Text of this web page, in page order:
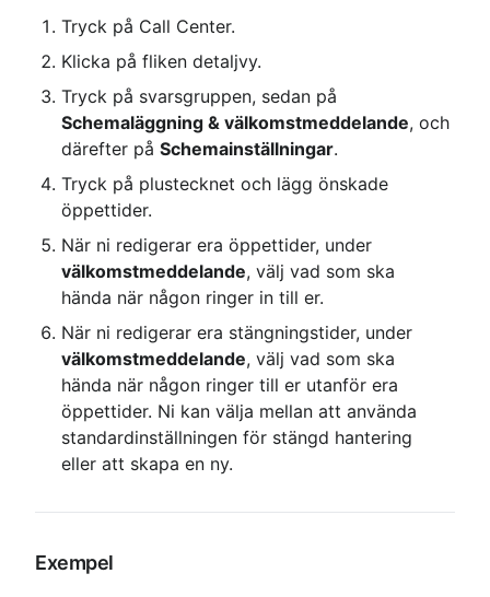
Tryck på Call Center.
Klicka på fliken detaljvy.
Tryck på svarsgruppen, sedan på
Schemaläggning & välkomstmeddelande, och
därefter på Schemainställningar.
Tryck på plustecknet och lägg önskade
öppettider.
När ni redigerar era öppettider, under
välkomstmeddelande, välj vad som ska
hända när någon ringer in till er.
När ni redigerar era stängningstider, under
välkomstmeddelande, välj vad som ska
hända när någon ringer till er utanför era
öppettider. Ni kan välja mellan att använda
standardinställningen för stängd hantering
eller att skapa en ny.
Exempel